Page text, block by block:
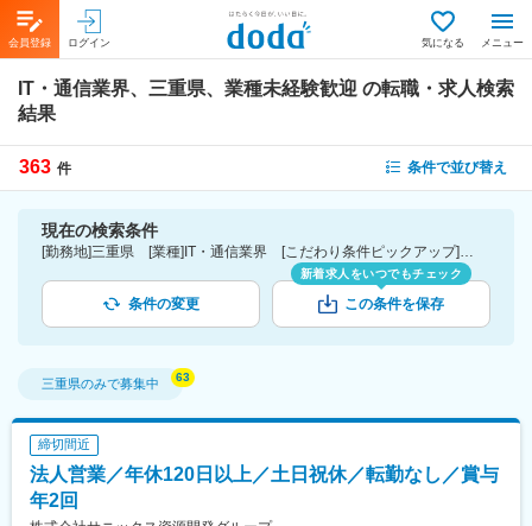
会員登録 ログイン 気になる メニュー
IT・通信業界、三重県、業種未経験歓迎 の転職・求人検索
結果
363 件 条件で並び替え
現在の検索条件
[勤務地]三重県 [業種]IT・通信業界 [こだわり条件ピックアップ]業種未経験歓迎 [詳細条件](募集・採用情報)業種未経験歓迎
条件の変更
新着求人をいつでもチェック
この条件を保存
三重県のみで募集中
締切間近
法人営業／年休120日以上／土日祝休／転勤なし／賞与
年2回